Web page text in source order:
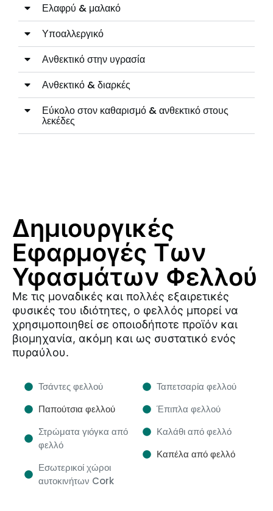
Ελαφρύ & μαλακό
Υποαλλεργικό
Ανθεκτικό στην υγρασία
Ανθεκτικό & διαρκές
Εύκολο στον καθαρισμό & ανθεκτικό στους
λεκέδες
Δημιουργικές
Εφαρμογές Των
Υφασμάτων Φελλού
Με τις μοναδικές και πολλές εξαιρετικές
φυσικές του ιδιότητες, ο φελλός μπορεί να
χρησιμοποιηθεί σε οποιοδήποτε προϊόν και
βιομηχανία, ακόμη και ως συστατικό ενός
πυραύλου.
Τσάντες φελλού
Παπούτσια φελλού
Στρώματα γιόγκα από
φελλό
Εσωτερικοί χώροι
αυτοκινήτων Cork
Ταπετσαρία φελλού
Έπιπλα φελλού
Καλάθι από φελλό
Καπέλα από φελλό